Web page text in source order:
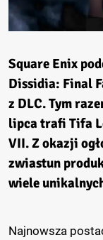
Square Enix
Dissidia: Final
z DLC. Tym
lipca trafi Tifa
VII. Z okazji
zwiastun
wiele
Najnowsza